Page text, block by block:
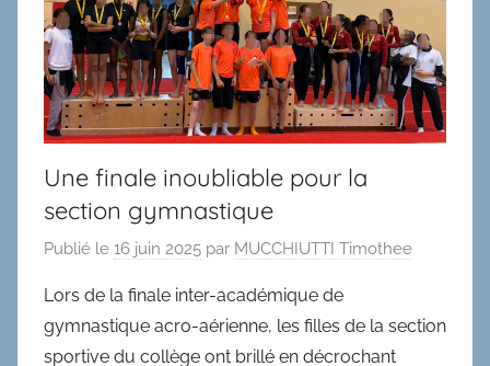
Une finale inoubliable pour la
section gymnastique
Publié le 16 juin 2025 par MUCCHIUTTI Timothee
Lors de la finale inter-académique de
gymnastique acro-aérienne, les filles de la section
sportive du collège ont brillé en décrochant